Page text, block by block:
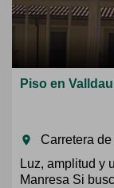
Piso en
room
Carretera
Luz, amplitud y
Manresa Si